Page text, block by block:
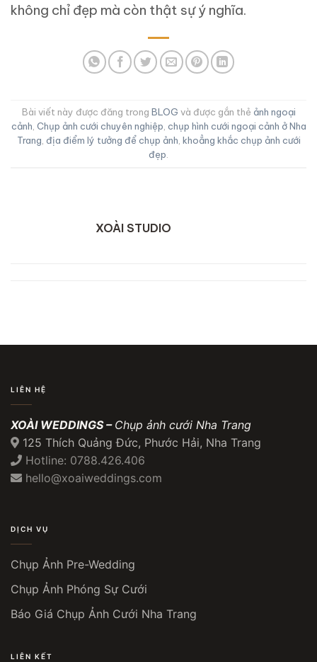
không chỉ đẹp mà còn thật sự ý nghĩa.
Bài viết này được đăng trong BLOG và được gắn thẻ ảnh ngoại
cảnh, Chụp ảnh cưới chuyên nghiệp, chụp hình cưới ngoại cảnh ở Nha
Trang, địa điểm lý tưởng để chụp ảnh, khoẳng khắc chụp ảnh cưới
đẹp.
XOÀI STUDIO
LIÊN HỆ
XOÀI WEDDINGS – Chụp ảnh cưới Nha Trang
125 Thích Quảng Đức, Phước Hải, Nha Trang
Hotline: 0788.426.406
hello@xoaiweddings.com
DỊCH VỤ
Chụp Ảnh Pre-Wedding
Chụp Ảnh Phóng Sự Cưới
Báo Giá Chụp Ảnh Cưới Nha Trang
LIÊN KẾT